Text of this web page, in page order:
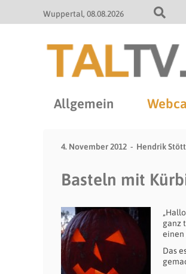
Wuppertal 08.08.2026
Allgemein
4. November 2012 Hendrik
Basteln mit
ganz
einen
Das